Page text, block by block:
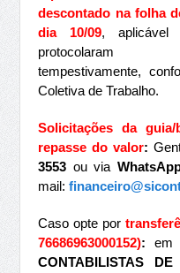
descontado na folha
dia 10/09, aplicável
tempestivamente,
Coletiva de Trabalho.
Solicitações da
repasse do valor:
3553 ou via
mail:
Caso opte por
76686963000152):em
CONTABILISTAS